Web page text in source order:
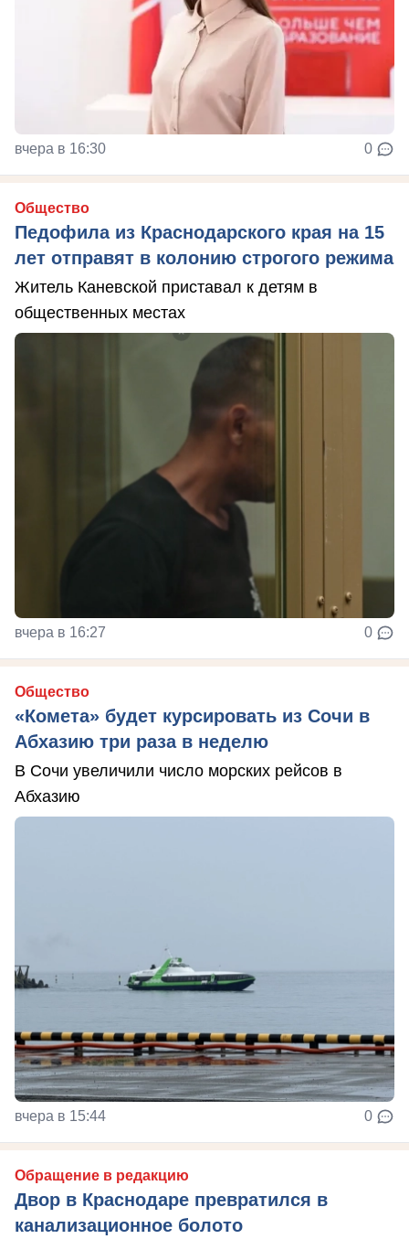
вчера в 16:30 0
Общество
Педофила из Краснодарского края на 15
лет отправят в колонию строгого режима
Житель Каневской приставал к детям в
общественных местах
вчера в 16:27 0
Общество
«Комета» будет курсировать из Сочи в
Абхазию три раза в неделю
В Сочи увеличили число морских рейсов в
Абхазию
вчера в 15:44 0
Обращение в редакцию
Двор в Краснодаре превратился в
канализационное болото